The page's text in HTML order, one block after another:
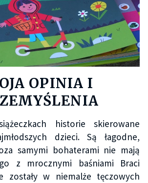
OPINIA I
historie skierowane
dzieci. Są łagodne,
samymi bohaterami nie mają
z mrocznymi baśniami Braci
zostały w niemalże tęczowych